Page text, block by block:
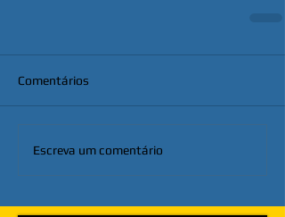
Comentários
Escreva um comentário